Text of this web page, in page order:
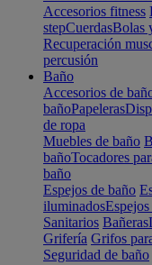
Accesorios fitness
stepCuerdasBolas
Recuperación
percusión
Baño
Accesorios de
bañoPapeleras
de ropa
Muebles de baño
bañoTocadores
baño
Espejos de baño
iluminados
Sanitarios Bañeras
Grifería Grifos
Seguridad de baño